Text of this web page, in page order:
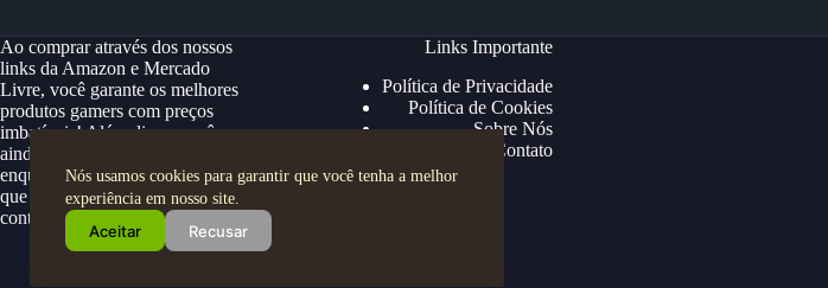
Nós usamos cookies para garantir que você tenha a melhor
experiência em nosso site.
Aceitar Recusar
Ao comprar através dos nossos
links da Amazon e Mercado
Livre, você garante os melhores
produtos gamers com preços
imbatíveis! Além disso, você
ainda ganha descontos exclusivos,
enquanto apoia nosso site para
que possamos continuar trazendo
conteúdos e ofertas especiais.
Links Importante
Política de Privacidade
Política de Cookies
Sobre Nós
Contato